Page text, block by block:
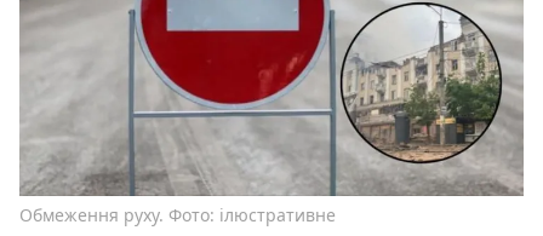
Обмеження руху. Фото: ілюстративне